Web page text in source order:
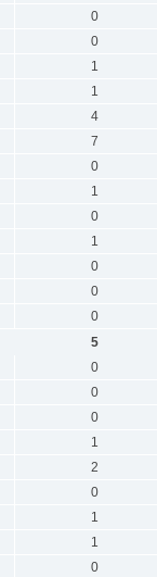
0
0
1
1
4
7
0
1
0
1
0
0
0
5
0
0
0
1
2
0
1
1
0